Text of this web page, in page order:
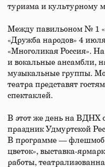
туризма и культурному
Между павильоном № 1
«Дружба народов» 4
«Многоликая Россия».
и вокальные ансамбли,
музыкальные группы.
театра представят
спектаклей.
В этот же день на ВДНХ
праздник Удмуртской
В программе —
цветок», выставка-
работы,